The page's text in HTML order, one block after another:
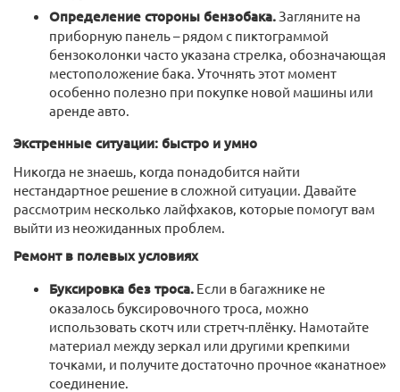
Определение стороны бензобака.Загляните на
приборную панель – рядом с пиктограммой
бензоколонки часто указана стрелка, обозначающая
местоположение бака. Уточнять этот момент
особенно полезно при покупке новой машины или
аренде авто.
Экстренные ситуации: быстро и умно
Никогда не знаешь, когда понадобится найти
нестандартное решение в сложной ситуации. Давайте
рассмотрим несколько лайфхаков, которые помогут вам
выйти из неожиданных проблем.
Ремонт в полевых условиях
Буксировка без троса. Если в багажнике не
оказалось буксировочного троса, можно
использовать скотч или стретч-плёнку. Намотайте
материал между зеркал или другими крепкими
точками, и получите достаточно прочное «канатное»
соединение.